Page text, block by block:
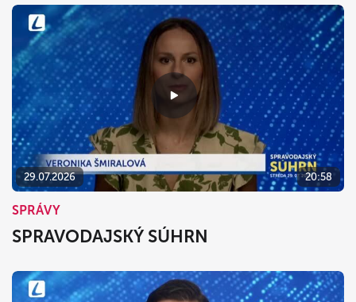
29.07.2026 20:58
SPRÁVY
SPRAVODAJSKÝ SÚHRN